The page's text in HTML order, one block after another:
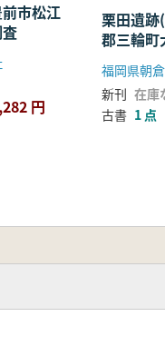
市松江
円
栗田遺
郡三輪町
跡の調査
新刊 在庫
古書 1 点